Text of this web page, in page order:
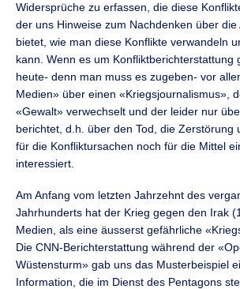
Widersprüche zu erfassen, die diese
der uns Hinweise zum Nachdenken über die
bietet, wie man diese Konflikte verwandeln
kann. Wenn es um Konfliktberichterstattung
heute- denn man muss es zugeben- vor
Medien» über einen «Kriegsjournalismus»,
«Gewalt» verwechselt und der leider nur
berichtet, d.h. über den Tod, die Zerstörung
für die Konfliktursachen noch für die Mittel
interessiert.
Am Anfang vom letzten Jahrzehnt des
Jahrhunderts hat der Krieg gegen den Irak
Medien, als eine äusserst gefährliche
Die CNN-Berichterstattung während der
Wüstensturm» gab uns das Musterbeispiel
Information, die im Dienst des Pentagons